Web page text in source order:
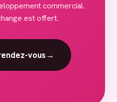
commercial.
est offert.
vous→